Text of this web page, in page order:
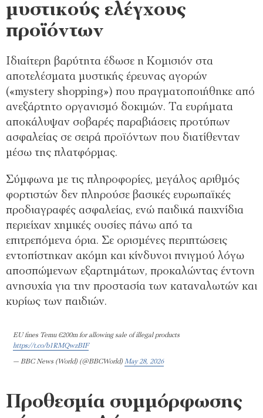
μυστικούς ελέγχους
προϊόντων
Ιδιαίτερη βαρύτητα έδωσε η Κομισιόν στα
αποτελέσματα μυστικής έρευνας αγορών
(«mystery shopping») που πραγματοποιήθηκε από
ανεξάρτητο οργανισμό δοκιμών. Τα ευρήματα
αποκάλυψαν σοβαρές παραβιάσεις προτύπων
ασφαλείας σε σειρά προϊόντων που διατίθενταν
μέσω της πλατφόρμας.
Σύμφωνα με τις πληροφορίες, μεγάλος αριθμός
φορτιστών δεν πληρούσε βασικές ευρωπαϊκές
προδιαγραφές ασφαλείας, ενώ παιδικά παιχνίδια
περιείχαν χημικές ουσίες πάνω από τα
επιτρεπόμενα όρια. Σε ορισμένες περιπτώσεις
εντοπίστηκαν ακόμη και κίνδυνοι πνιγμού λόγω
αποσπώμενων εξαρτημάτων, προκαλώντας έντονη
ανησυχία για την προστασία των καταναλωτών και
κυρίως των παιδιών.
EU fines Temu €200m for allowing sale of illegal products
https://t.co/b1RMQwzBIF
— BBC News (World) (@BBCWorld)May 28, 2026
Προθεσμία συμμόρφωσης